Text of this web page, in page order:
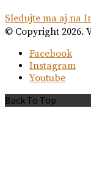
Sledujte ma aj na
© Copyright 2026.
Facebook
Instagram
Youtube
Back To Top